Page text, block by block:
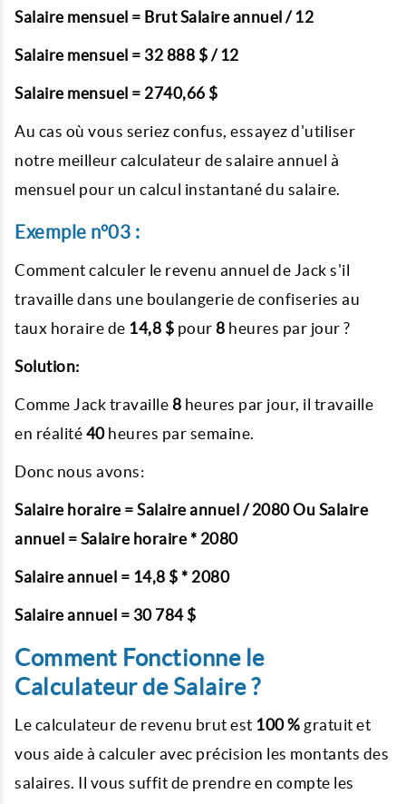
Salaire mensuel = Brut Salaire annuel / 12
Salaire mensuel = 32 888 $ / 12
Salaire mensuel = 2740,66 $
Au cas où vous seriez confus, essayez d'utiliser
notre meilleur calculateur de salaire annuel à
mensuel pour un calcul instantané du salaire.
Exemple n°03 :
Comment calculer le revenu annuel de Jack s'il
travaille dans une boulangerie de confiseries au
taux horaire de 14,8 $ pour 8 heures par jour ?
Solution:
Comme Jack travaille 8 heures par jour, il travaille
en réalité 40heures par semaine.
Donc nous avons:
Salaire horaire = Salaire annuel / 2080 Ou Salaire
annuel = Salaire horaire * 2080
Salaire annuel = 14,8 $ * 2080
Salaire annuel = 30 784 $
Comment Fonctionne le
Calculateur de Salaire ?
Le calculateur de revenu brut est 100 % gratuit et
vous aide à calculer avec précision les montants des
salaires. Il vous suffit de prendre en compte les